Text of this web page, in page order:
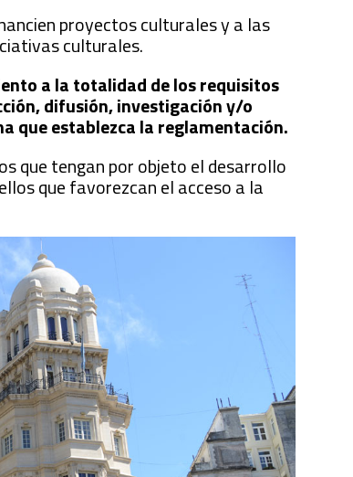
proyectos culturales y a las
culturales.
a la totalidad de los requisitos
difusión, investigación y/o
que establezca la reglamentación.
que tengan por objeto el desarrollo
que favorezcan el acceso a la